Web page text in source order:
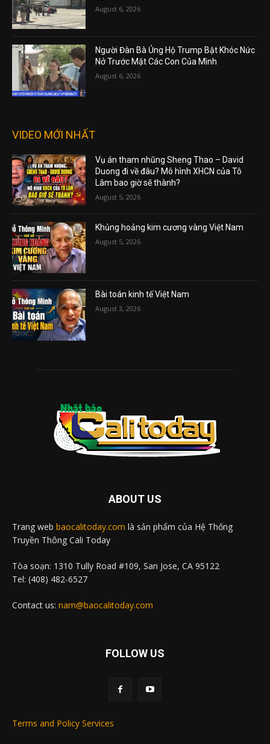
August 6, 2026
Người Đàn Bà Ủng Hộ Trump Bật Khóc Nức
Nở Trước Mặt Các Con Của Mình
August 6, 2026
VIDEO MỚI NHẤT
Vụ án tham nhũng Sheng Thao – David
Duong đi về đâu? Mô hình XHCN của Tô
Lâm bao giờ sẽ thành?
August 5, 2026
Khủng hoảng kim cương vàng Việt Nam
August 5, 2026
Bài toán kinh tế Việt Nam
August 3, 2026
ABOUT US
Trang web baocalitoday.com là sản phẩm của Hệ Thống
Truyền Thông Cali Today
Tòa soạn: 1310 Tully Road #109, San Jose, CA 95122
Tel: (408) 482-6527
Contact us: nam@baocalitoday.com
FOLLOW US
Terms and Policy Services